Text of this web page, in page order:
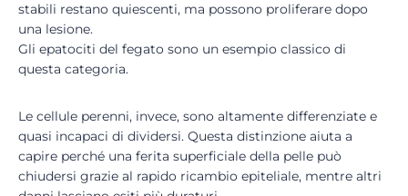
stabili restano quiescenti, ma possono proliferare dopo
una lesione.
Gli epatociti del fegato sono un esempio classico di
questa categoria.
Le cellule perenni, invece, sono altamente differenziate e
quasi incapaci di dividersi. Questa distinzione aiuta a
capire perché una ferita superficiale della pelle può
chiudersi grazie al rapido ricambio epiteliale, mentre altri